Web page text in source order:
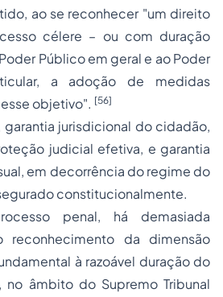
ao se reconhecer "um direito
célere – ou com duração
Público em geral e ao Poder
a adoção de medidas
objetivo". [56]
jurisdicional do cidadão,
judicial efetiva, e garantia
em decorrência do regime do
constitucionalmente.
penal, há demasiada
reconhecimento da dimensão
à razoável duração do
no âmbito do Supremo Tribunal